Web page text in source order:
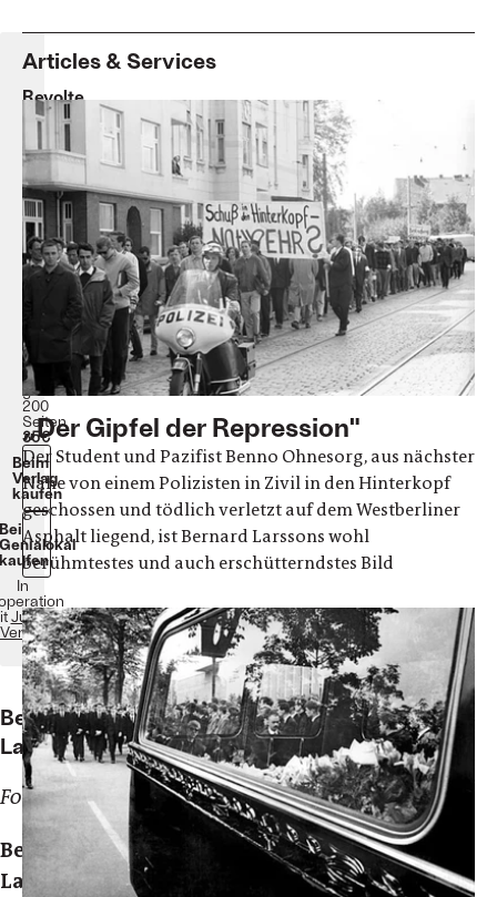
Revolte.
Die
68er-
Bewegung
in
Bildern
und
Texten
von
Zeitzeug*innen
Bernard
Larsson
Hardcover,
gebunden
200
Seiten
35€
Beim
Verlag
kaufen
In
Jumbo
Verlag
Bernhard
Larsson
Fotograf
Bernard
Larsson
Articles & Services
„Der Gipfel der Repression"
Der Student und Pazifist Benno Ohnesorg, aus nächster
Nähe von einem Polizisten in Zivil in den Hinterkopf
geschossen und tödlich verletzt auf dem Westberliner
Asphalt liegend, ist Bernard Larssons wohl
berühmtestes und auch erschütterndstes Bild